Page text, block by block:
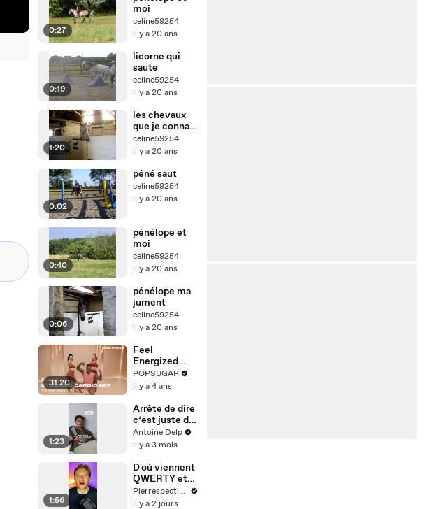
0:27
moi
celine59254
il y a 20 ans
0:19
licorne qui
saute
celine59254
il y a 20 ans
1:20
les chevaux
que je connait
et ma jument
celine59254
il y a 20 ans
0:02
péné saut
celine59254
il y a 20 ans
0:40
pénélope et
moi
celine59254
il y a 20 ans
0:06
pénélope ma
jument
celine59254
il y a 20 ans
31:20
Feel
Energized
With This 30-
Minute
Cardio HIIT
Routine
POPSUGAR
il y a 4 ans
1:23
Arrête de dire
c’est juste du
makeup 😌
Antoine Delp
il y a 3 mois
1:56
D'où viennent
QWERTY et
AZERTY ?Pierrespectives
il y a 2 jours